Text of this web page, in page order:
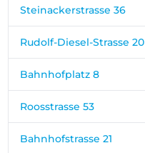
Steinackerstrasse 36
Rudolf-Diesel-Strasse 20
Bahnhofplatz 8
Roosstrasse 53
Bahnhofstrasse 21